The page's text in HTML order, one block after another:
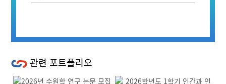
관련 포트폴리오